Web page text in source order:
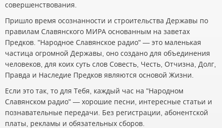
совершенствования.
Пришло время осознанности и строительства Державы по
правилам Славянского МИРА основанным на заветах
Предков. "Народное Славянское радио" — это маленькая
частица огромной Державы, оно создано для объединения
человеков, для коих суть слов Совесть, Честь, Отчизна, Долг,
Правда и Наследие Предков являются основой Жизни.
Если это так, то для Тебя, каждый час на "Народном
Славянском радио" — хорошие песни, интересные статьи и
познавательные передачи. Без регистрации, абонентской
платы, рекламы и обязательных сборов.